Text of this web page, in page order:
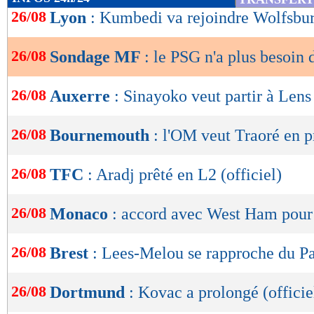
de
lecture
OK
26/08 Lyon : Kumbedi va rejoindre
26/08 Sondage MF : le PSG n'a plus besoin
26/08 Auxerre : Sinayoko veut partir à Lens
26/08 Bournemouth : l'OM veut Traoré en
26/08 TFC : Aradj prêté en L2 (officiel)
26/08 Monaco : accord avec West Ham
26/08 Brest : Lees-Melou se rapproche du
26/08 Dortmund : Kovac a prolongé